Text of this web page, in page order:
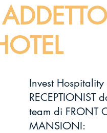
Invest
RECEPTIONIST
team di FRONT
MANSIONI: